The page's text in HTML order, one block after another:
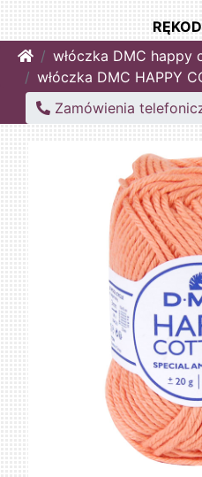
Homewłóczka DMC happy
włóczka DMC HAPPY
Zamówienia